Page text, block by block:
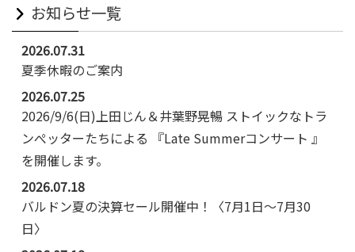
お知らせ一覧
2026.07.31
夏季休暇のご案内
2026.07.25
2026/9/6(日)上田じん＆井葉野晃暢 ストイックなトラ
ンぺッターたちによる 『Late Summerコンサート 』
を開催します。
2026.07.18
バルドン夏の決算セール開催中！〈7月1日～7月30
日〉